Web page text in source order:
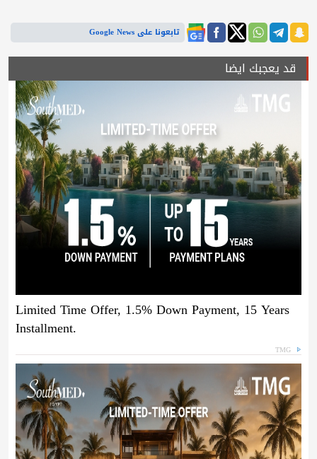
تابعونا على Google News
قد يعجبك ايضا
Limited Time Offer, 1.5% Down Payment, 15 Years
Installment.
TMG